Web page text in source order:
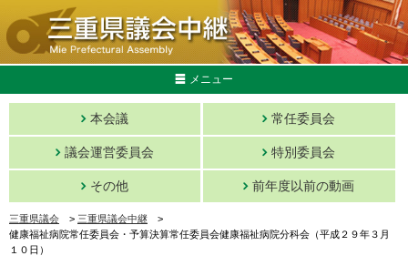
メニュー
本会議 常任委員会
議会運営委員会 特別委員会
その他 前年度以前の動画
三重県議会 > 三重県議会中継 >
健康福祉病院常任委員会・予算決算常任委員会健康福祉病院分科会（平成２９年３月
１０日）